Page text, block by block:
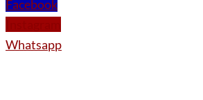
Facebook
Whatsapp